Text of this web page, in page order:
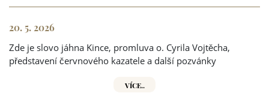
20. 5. 2026
Zde je slovo jáhna Kince, promluva o. Cyrila Vojtěcha,
představení červnového kazatele a další pozvánky
VÍCE..